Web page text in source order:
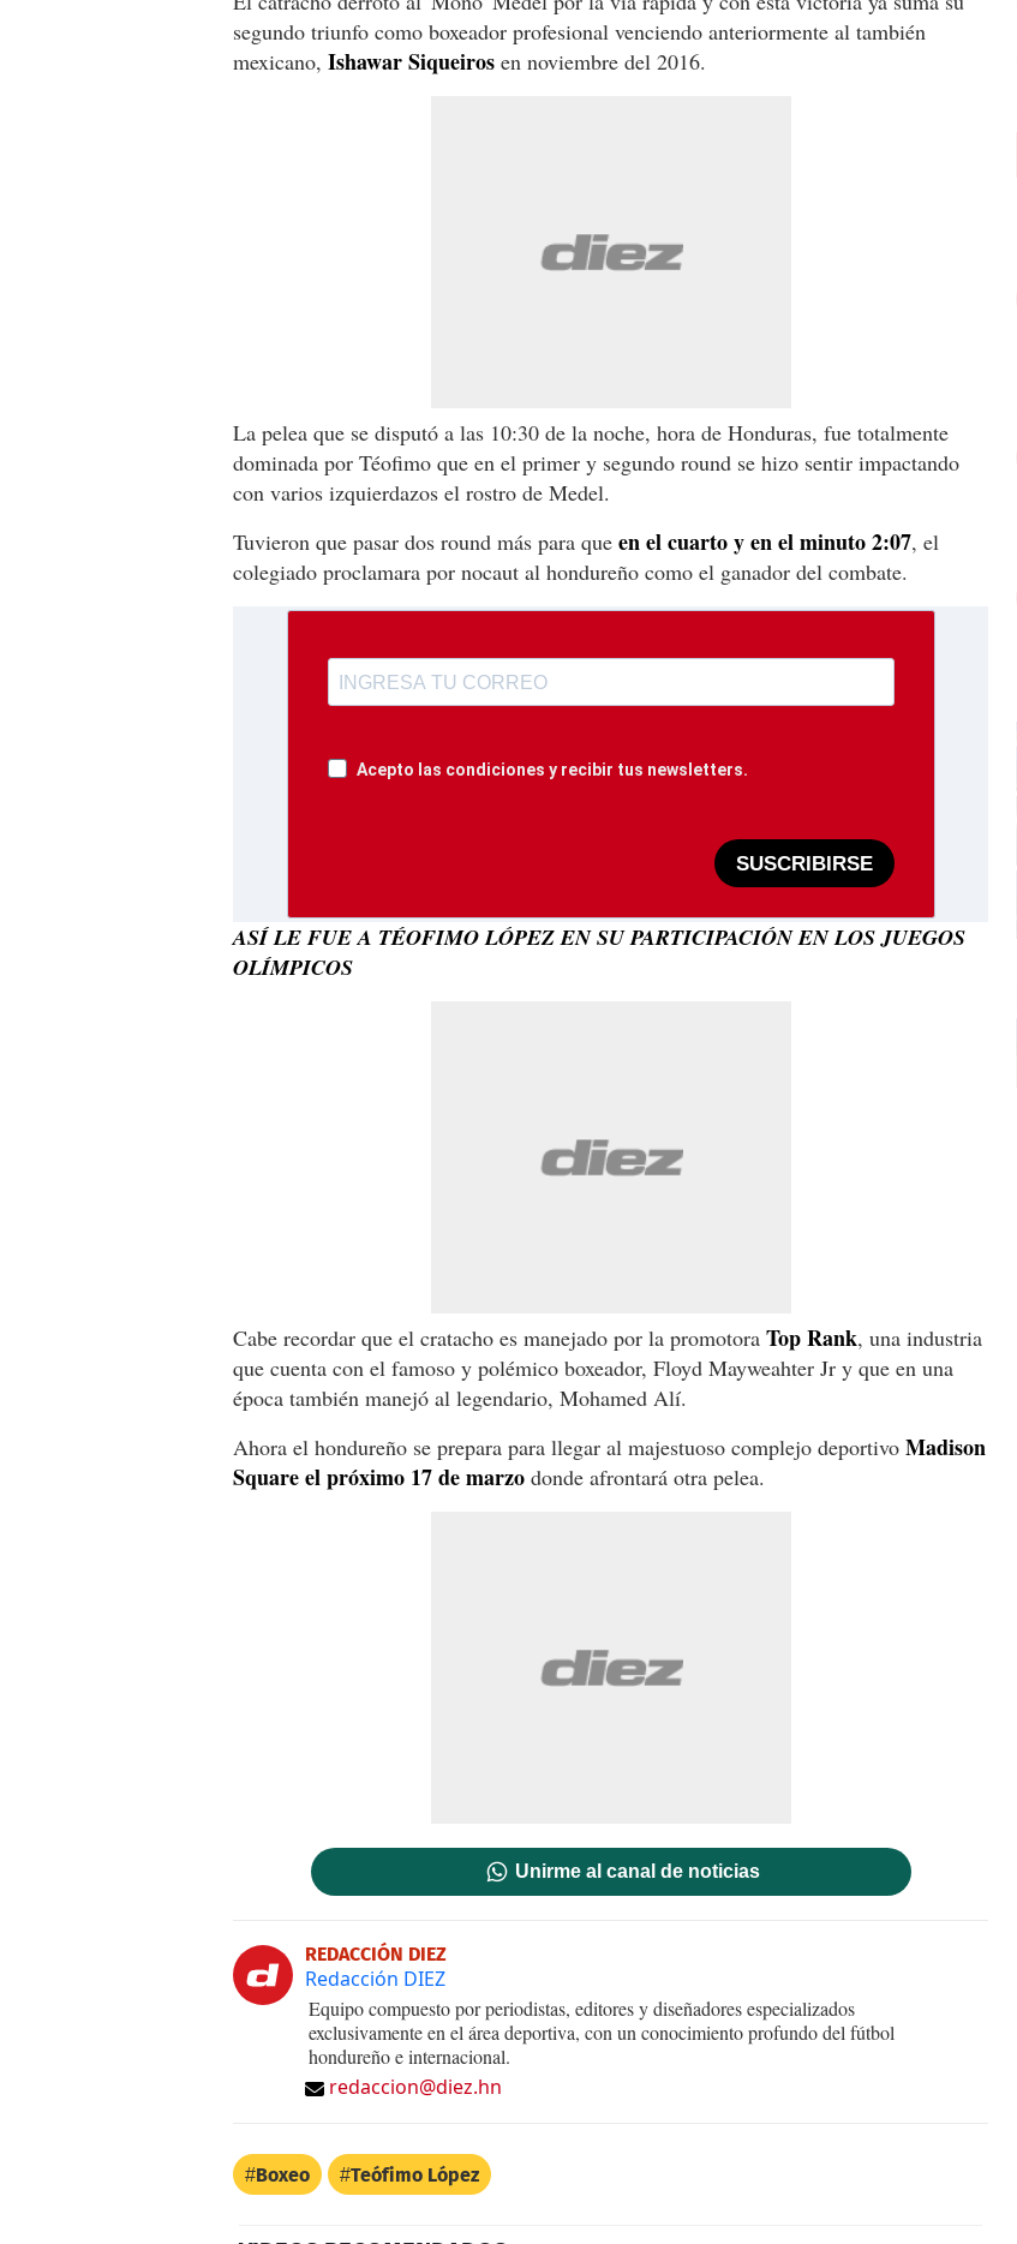
segundo triunfo como boxeador profesional venciendo anteriormente al también
mexicano, Ishawar Siqueiros en noviembre del 2016.
La pelea que se disputó a las 10:30 de la noche, hora de Honduras, fue totalmente
dominada por Téofimo que en el primer y segundo round se hizo sentir impactando
con varios izquierdazos el rostro de Medel.
Tuvieron que pasar dos round más para que en el cuarto y en el minuto 2:07, el
colegiado proclamara por nocaut al hondureño como el ganador del combate.
Acepto las condiciones y recibir tus newsletters.
SUSCRIBIRSE
ASÍ LE FUE A TÉOFIMO LÓPEZ EN SU PARTICIPACIÓN EN LOS JUEGOS
OLÍMPICOS
Cabe recordar que el cratacho es manejado por la promotora Top Rank, una industria
que cuenta con el famoso y polémico boxeador, Floyd Mayweahter Jr y que en una
época también manejó al legendario, Mohamed Alí.
Ahora el hondureño se prepara para llegar al majestuoso complejo deportivo Madison
Square el próximo 17 de marzo donde afrontará otra pelea.
Unirme al canal de noticias
REDACCIÓN DIEZ
Redacción DIEZ
Equipo compuesto por periodistas, editores y diseñadores especializados
exclusivamente en el área deportiva, con un conocimiento profundo del fútbol
hondureño e internacional.
redaccion@diez.hn
Boxeo Teófimo López